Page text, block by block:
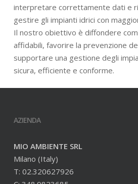
interpretare correttamente dati e
gestire gli impianti idrici con
Il nostro obiettivo è diffondere
affidabili, favorire la prevenzione
supportare una gestione degli
sicura, efficiente e conforme.
AZIENDA
MIO AMBIENTE SRL
Milano (Italy)
T: 02.320627926